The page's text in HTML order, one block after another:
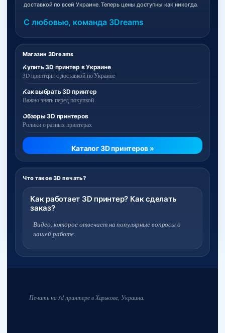
Магазин 3Dreams
Купить 3D принтер в Украине
3D принтеры с доставкой по Украине
Как выбрать 3D принтер
Важно знать перед покупкой
Обзоры 3D принтеров
Ролики о разных принтерах
Каталог 3D принтеров »
Что такое 3D печать?
Как работает 3D принтер? Как сделать
заказ?
Видео, которое отвечает на популярные вопросы о
нашей работе.
доставкой по всей Украине. Теперь цены доступны как никогда.
С любовью, команда 3Dreams
Печать на 3d принтере в Харькове, Украина.